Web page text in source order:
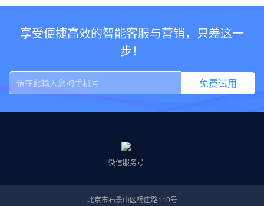
享受便捷高效的智能客服与营销，只差这一
步！
免费试用
微信服务号
北京市石景山区杨庄路110号